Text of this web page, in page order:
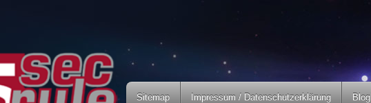
Sitemap Impressum / Datenschutzerklärung